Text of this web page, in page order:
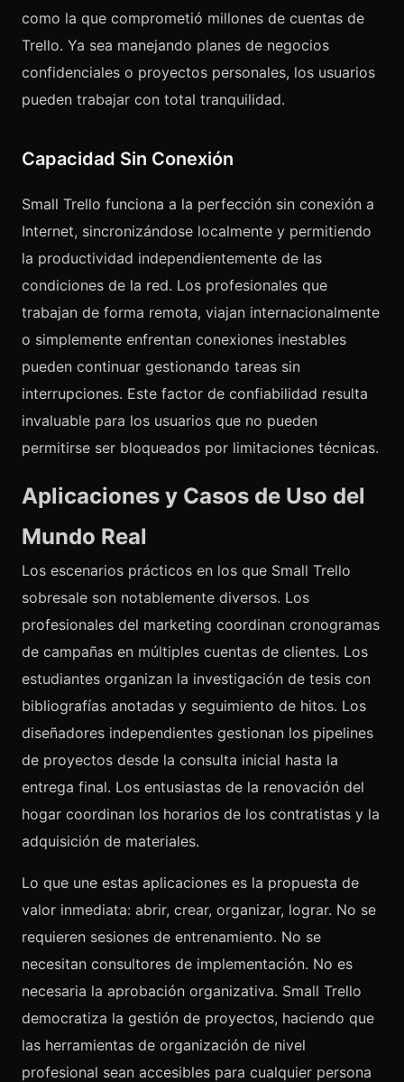
como la que comprometió millones de cuentas de
Trello. Ya sea manejando planes de negocios
confidenciales o proyectos personales, los usuarios
pueden trabajar con total tranquilidad.
Capacidad Sin Conexión
Small Trello funciona a la perfección sin conexión a
Internet, sincronizándose localmente y permitiendo
la productividad independientemente de las
condiciones de la red. Los profesionales que
trabajan de forma remota, viajan internacionalmente
o simplemente enfrentan conexiones inestables
pueden continuar gestionando tareas sin
interrupciones. Este factor de confiabilidad resulta
invaluable para los usuarios que no pueden
permitirse ser bloqueados por limitaciones técnicas.
Aplicaciones y Casos de Uso del
Mundo Real
Los escenarios prácticos en los que Small Trello
sobresale son notablemente diversos. Los
profesionales del marketing coordinan cronogramas
de campañas en múltiples cuentas de clientes. Los
estudiantes organizan la investigación de tesis con
bibliografías anotadas y seguimiento de hitos. Los
diseñadores independientes gestionan los pipelines
de proyectos desde la consulta inicial hasta la
entrega final. Los entusiastas de la renovación del
hogar coordinan los horarios de los contratistas y la
adquisición de materiales.
Lo que une estas aplicaciones es la propuesta de
valor inmediata: abrir, crear, organizar, lograr. No se
requieren sesiones de entrenamiento. No se
necesitan consultores de implementación. No es
necesaria la aprobación organizativa. Small Trello
democratiza la gestión de proyectos, haciendo que
las herramientas de organización de nivel
profesional sean accesibles para cualquier persona